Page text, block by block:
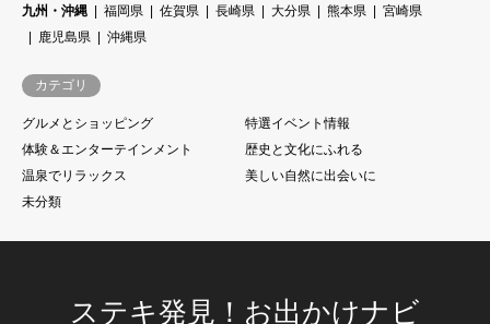
九州・沖縄
福岡県 佐賀県 長崎県 大分県 熊本県
宮崎県
鹿児島県
沖縄県
カテゴリ
グルメとショッピング
特選イベント情報
体験＆エンターテインメント
歴史と文化にふれる
温泉でリラックス
美しい自然に出会いに
未分類
ステキ発見！お出かけナビ